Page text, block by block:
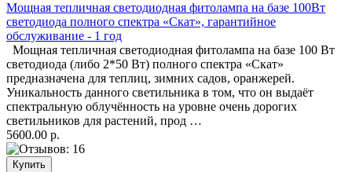
Мощная тепличная светодиодная фитолампа на базе 100Вт
светодиода полного спектра «Скат», гарантийное
обслуживание - 1 год
Мощная тепличная светодиодная фитолампа на базе 100 Вт
светодиода (либо 2*50 Вт) полного спектра «Скат»
предназначена для теплиц, зимних садов, оранжерей.
Уникальность данного светильника в том, что он выдаёт
спектральную облучённость на уровне очень дорогих
светильников для растений, прод …
5600.00 р.